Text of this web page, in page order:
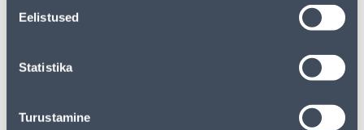
Eelistused
Statistika
Turustamine
Посылочный автомат от 2,29 € с 17.08.2026